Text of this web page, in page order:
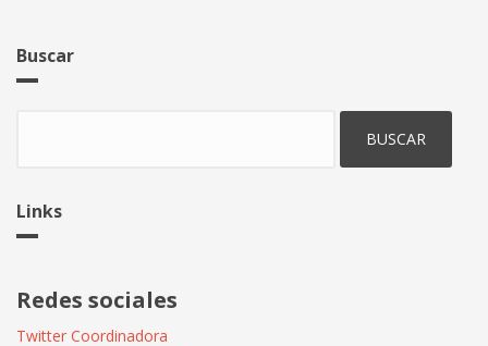
Buscar
Links
Redes sociales
Twitter Coordinadora